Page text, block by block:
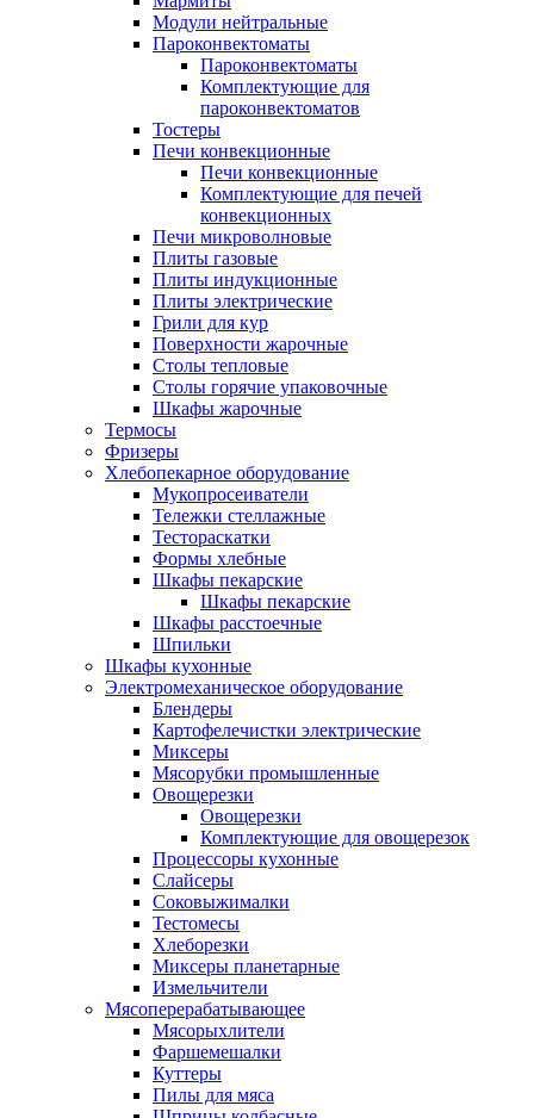
Модули нейтральные
Пароконвектоматы
Пароконвектоматы
Комплектующие для
пароконвектоматов
Тостеры
Печи конвекционные
Печи конвекционные
Комплектующие для печей
конвекционных
Печи микроволновые
Плиты газовые
Плиты индукционные
Плиты электрические
Грили для кур
Поверхности жарочные
Столы тепловые
Столы горячие упаковочные
Шкафы жарочные
Термосы
Фризеры
Хлебопекарное оборудование
Мукопросеиватели
Тележки стеллажные
Тестораскатки
Формы хлебные
Шкафы пекарские
Шкафы пекарские
Шкафы расстоечные
Шпильки
Шкафы кухонные
Электромеханическое оборудование
Блендеры
Картофелечистки электрические
Миксеры
Мясорубки промышленные
Овощерезки
Овощерезки
Комплектующие для овощерезок
Процессоры кухонные
Слайсеры
Соковыжималки
Тестомесы
Хлеборезки
Миксеры планетарные
Измельчители
Мясоперерабатывающее
Мясорыхлители
Фаршемешалки
Куттеры
Пилы для мяса